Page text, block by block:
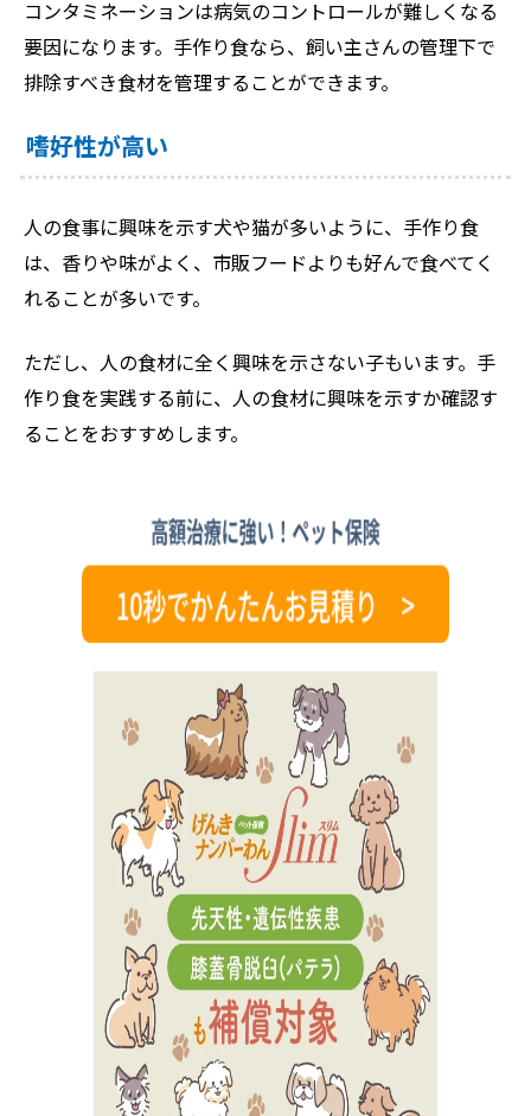
コンタミネーションは病気のコントロールが難しくなる
要因になります。手作り食なら、飼い主さんの管理下で
排除すべき食材を管理することができます。
嗜好性が高い
人の食事に興味を示す犬や猫が多いように、手作り食
は、香りや味がよく、市販フードよりも好んで食べてく
れることが多いです。
ただし、人の食材に全く興味を示さない子もいます。手
作り食を実践する前に、人の食材に興味を示すか確認す
ることをおすすめします。